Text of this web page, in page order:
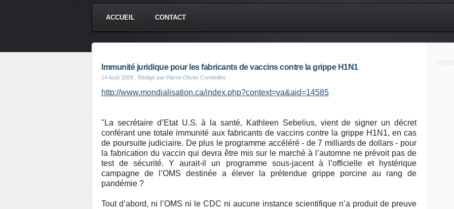
ACCUEIL CONTACT
Immunité juridique pour les fabricants de vaccins contre la grippe H1N1
14 Août 2009 , Rédigé par Pierre-Olivier Combelles
http://www.mondialisation.ca/index.php?context=va&aid=14585
"La secrétaire d’Etat U.S. à la santé, Kathleen Sebelius, vient de signer un décret
conférant une totale immunité aux fabricants de vaccins contre la grippe H1N1, en cas
de poursuite judiciaire. De plus le programme accéléré - de 7 milliards de dollars - pour
la fabrication du vaccin qui devra être mis sur le marché à l’automne ne prévoit pas de
test de sécurité. Y aurait-il un programme sous-jacent à l’officielle et hystérique
campagne de l’OMS destinée a élever la prétendue grippe porcine au rang de
pandémie ?
Tout d’abord, ni l’OMS ni le CDC ni aucune instance scientifique n’a produit de preuve